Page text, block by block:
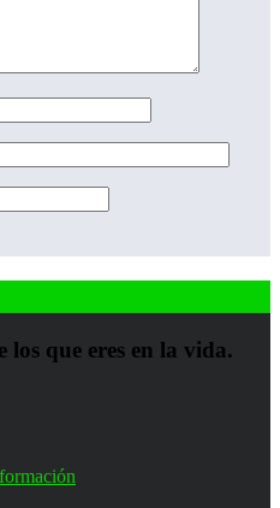
los que eres en la vida.